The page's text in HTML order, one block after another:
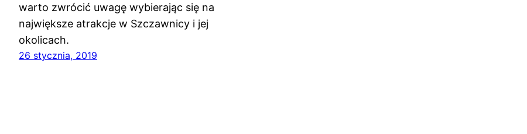
warto zwrócić uwagę wybierając się na
największe atrakcje w Szczawnicy i jej
okolicach.
26 stycznia, 2019